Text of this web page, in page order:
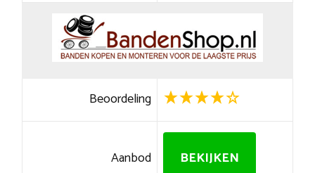
Beoordeling
Aanbod BEKIJKEN